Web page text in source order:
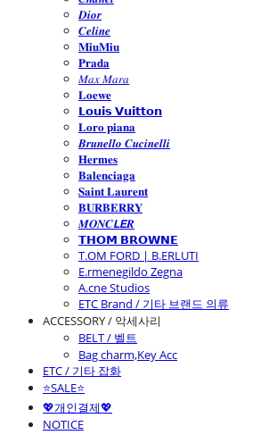
𝑫𝒊𝒐𝒓
𝑪𝒆𝒍𝒊𝒏𝒆
𝐌𝐢𝐮𝐌𝐢𝐮
𝐏𝐫𝐚𝐝𝐚
𝑀𝑎𝑥 𝑀𝑎𝑟𝑎
𝐋𝐨𝐞𝐰𝐞
𝗟𝗼𝘂𝗶𝘀 𝗩𝘂𝗶𝘁𝘁𝗼𝗻
𝐋𝐨𝐫𝐨 𝐩𝐢𝐚𝐧𝐚
𝑩𝒓𝒖𝒏𝒆𝒍𝒍𝒐 𝑪𝒖𝒄𝒊𝒏𝒆𝒍𝒍𝒊
𝐇𝐞𝐫𝐦𝐞𝐬
𝐁𝐚𝐥𝐞𝐧𝐜𝐢𝐚𝐠𝐚
𝐒𝐚𝐢𝐧𝐭 𝐋𝐚𝐮𝐫𝐞𝐧𝐭
𝐁𝐔𝐑𝐁𝐄𝐑𝐑𝐘
𝑴𝑶𝑵𝑪𝙇𝙀𝑹
𝗧𝗛𝗢𝗠 𝗕𝗥𝗢𝗪𝗡𝗘
T.OM FORD | B.ERLUTI
E.rmenegildo Zegna
A.cne Studios
ETC Brand / 기타 브랜드 의류
ACCESSORY / 악세사리
BELT / 벨트
Bag charm,Key Acc
ETC / 기타 잡화
⭐SALE⭐
💖개인결제💖
NOTICE